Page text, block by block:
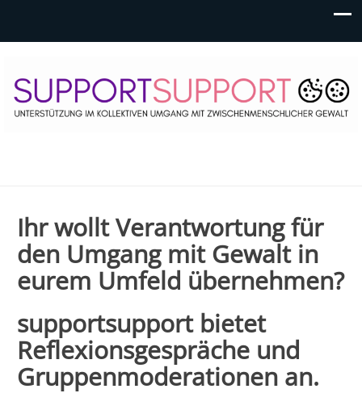
Ihr wollt Verantwortung für
den Umgang mit Gewalt in
eurem Umfeld übernehmen?
supportsupport bietet
Reflexionsgespräche und
Gruppenmoderationen an.